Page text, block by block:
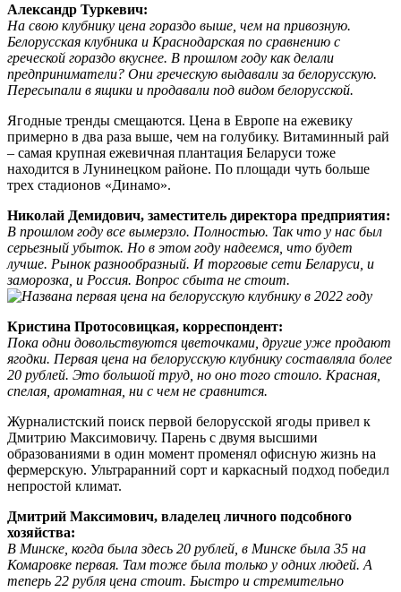
Александр Туркевич:
На свою клубнику цена гораздо выше, чем на привозную.
Белорусская клубника и Краснодарская по сравнению с
греческой гораздо вкуснее. В прошлом году как делали
предприниматели? Они греческую выдавали за белорусскую.
Пересыпали в ящики и продавали под видом белорусской.
Ягодные тренды смещаются. Цена в Европе на ежевику
примерно в два раза выше, чем на голубику. Витаминный рай
– самая крупная ежевичная плантация Беларуси тоже
находится в Лунинецком районе. По площади чуть больше
трех стадионов «Динамо».
Николай Демидович, заместитель директора предприятия:
В прошлом году все вымерзло. Полностью. Так что у нас был
серьезный убыток. Но в этом году надеемся, что будет
лучше. Рынок разнообразный. И торговые сети Беларуси, и
заморозка, и Россия. Вопрос сбыта не стоит.
Кристина Протосовицкая, корреспондент:
Пока одни довольствуются цветочками, другие уже продают
ягодки. Первая цена на белорусскую клубнику составляла более
20 рублей. Это большой труд, но оно того стоило. Красная,
спелая, ароматная, ни с чем не сравнится.
Журналистский поиск первой белорусской ягоды привел к
Дмитрию Максимовичу. Парень с двумя высшими
образованиями в один момент променял офисную жизнь на
фермерскую. Ультраранний сорт и каркасный подход победил
непростой климат.
Дмитрий Максимович, владелец личного подсобного
хозяйства:
В Минске, когда была здесь 20 рублей, в Минске была 35 на
Комаровке первая. Там тоже была только у одних людей. А
теперь 22 рубля цена стоит. Быстро и стремительно